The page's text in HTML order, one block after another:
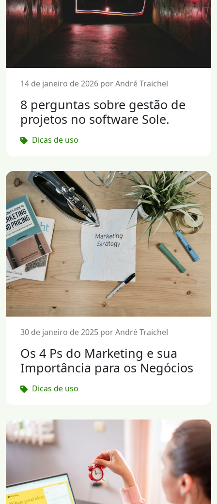
14 de janeiro de 2026 por André Traichel
8 perguntas sobre gestão de
projetos no software Sole.
Dicas de uso
30 de janeiro de 2025 por André Traichel
Os 4 Ps do Marketing e sua
Importância para os Negócios
Dicas de uso